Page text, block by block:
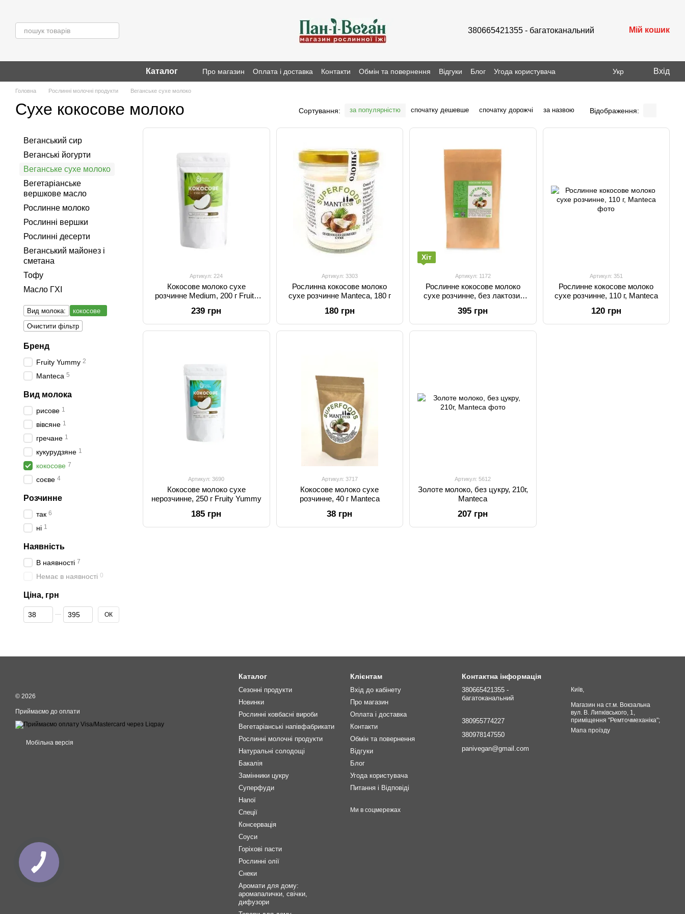
380665421355 - багатоканальний Мій кошик
Каталог Про магазин Оплата і доставка Контакти Обмін та повернення Відгуки Блог Угода користувача Укр Вхід
Головна Рослинні молочні продукти Веганське сухе молоко
Сухе кокосове молоко Сортування: за популярністю спочатку дешевше спочатку дорожчі за назвою Відображення:
Артикул: 224
Кокосове молоко сухе
розчинне Medium, 200 г Fruity
239 грн
Артикул: 3303
Рослинна кокосове молоко
сухе розчинне Manteca, 180 г
180 грн
Хіт
Артикул: 1172
Рослинне кокосове молоко
сухе розчинне, без лактози,
395 грн
Артикул: 351
Рослинне кокосове молоко
сухе розчинне, 110 г, Manteca
120 грн
Артикул: 3690
Кокосове молоко сухе
нерозчинне, 250 г Fruity Yummy
185 грн
Артикул: 3717
Кокосове молоко сухе
розчинне, 40 г Manteca
38 грн
Артикул: 5612
Золоте молоко, без цукру, 210г,
Manteca
207 грн
Веганський сир
Веганські йогурти
Веганське сухе молоко
Вегетаріанське
вершкове масло
Рослинне молоко
Рослинні вершки
Рослинні десерти
Веганський майонез і
сметана
Тофу
Масло ГХІ
Вид молока:
кокосове
Очистити фільтр
Бренд
Fruity Yummy 2
Manteca 5
Вид молока
рисове 1
вівсяне 1
гречане 1
кукурудзяне 1
кокосове 7
соєве 4
Розчинне
так 6
ні 1
Наявність
В наявності 7
Немає в наявності 0
Ціна, грн
Від Ціна, грн
До Ціна, грн ОК
© 2026
Приймаємо до оплати
Мобільна версія
Каталог
Сезонні продукти
Новинки
Рослинні ковбасні вироби
Вегетаріанські напівфабрикати
Рослинні молочні продукти
Натуральні солодощі
Бакалія
Замінники цукру
Суперфуди
Напої
Спеції
Консервація
Соуси
Горіхові пасти
Рослинні олії
Снеки
Аромати для дому:
аромапалички, свічки,
дифузори
Клієнтам
Вхід до кабінету
Про магазин
Оплата і доставка
Контакти
Обмін та повернення
Відгуки
Блог
Угода користувача
Питання і Відповіді
Ми в соцмережах
Контактна інформація
380665421355 -
багатоканальний
380955774227
380978147550
panivegan@gmail.com
Київ,
Магазин на ст.м. Вокзальна
вул. В. Липківського, 1,
приміщення "Ремточмеханіка";
Мапа проїзду